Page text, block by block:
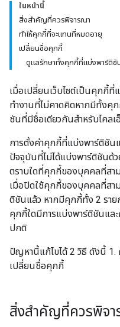
ในหน้านี้
สิ่งสำคัญที่ควรพิจารณา
ทำให้คุกกี้ที่จะแทนที่หมดอายุ
เปลี่ยนชื่อคุกกี้
ดูแลรักษาทั้งคุกกี้ที่แบ่งพาร์ติชั
เมื่อเปลี่ยนเว็บไซต์เป็นคุกกี้
ทำงานที่ไม่คาดคิดหากมีทั้งคุ
ชันที่มีชื่อเดียวกันสําหรับไคล
การตั้งค่าคุกกี้ที่แบ่งพาร์ติชัน
ปัจจุบันที่ไม่ได้แบ่งพาร์ติชันด้
ตราบใดที่คุกกี้ของบุคคลที่สา
เมื่อปิดใช้คุกกี้ของบุคคลที่สา
ติชันแล้ว หากมีคุกกี้ทั้ง 2 ราย
คุกกี้ใดมีการแบ่งพาร์ติชันและ
ปกติ
ปัญหานี้แก้ไขได้ 2 วิธี ดังนี้
เปลี่ยนชื่อคุกกี้
สิ่งสำคัญที่ควรพิจ